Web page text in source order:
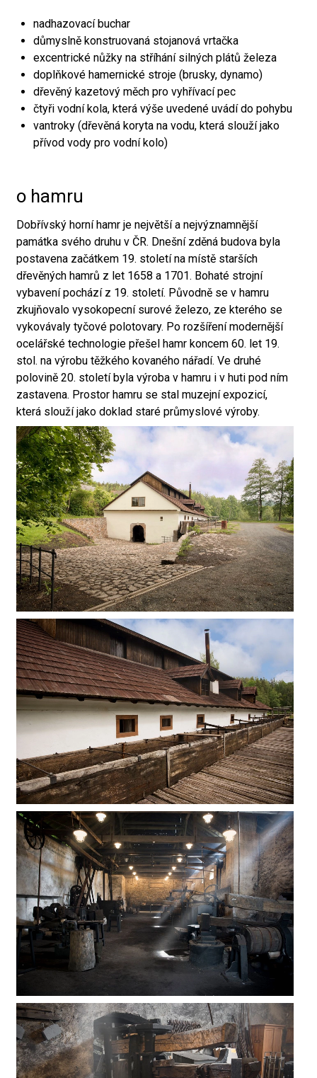
nadhazovací buchar
důmyslně konstruovaná stojanová vrtačka
excentrické nůžky na stříhání silných plátů železa
doplňkové hamernické stroje (brusky, dynamo)
dřevěný kazetový měch pro vyhřívací pec
čtyři vodní kola, která výše uvedené uvádí do pohybu
vantroky (dřevěná koryta na vodu, která slouží jako
přívod vody pro vodní kolo)
o hamru
Dobřívský horní hamr je největší a nejvýznamnější
památka svého druhu v ČR. Dnešní zděná budova byla
postavena začátkem 19. století na místě starších
dřevěných hamrů z let 1658 a 1701. Bohaté strojní
vybavení pochází z 19. století. Původně se v hamru
zkujňovalo vysokopecní surové železo, ze kterého se
vykovávaly tyčové polotovary. Po rozšíření modernější
ocelářské technologie přešel hamr koncem 60. let 19.
stol. na výrobu těžkého kovaného nářadí. Ve druhé
polovině 20. století byla výroba v hamru i v huti pod ním
zastavena. Prostor hamru se stal muzejní expozicí,
která slouží jako doklad staré průmyslové výroby.